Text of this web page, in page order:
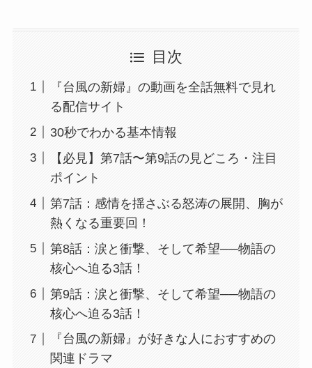
目次
『台風の新婦』の動画を全話無料で見れ
る配信サイト
30秒でわかる基本情報
【必見】第7話〜第9話の見どころ・注目
ポイント
第7話：感情を揺さぶる怒涛の展開、胸が
熱くなる重要回！
第8話：涙と衝撃、そして希望──物語の
核心へ迫る3話！
第9話：涙と衝撃、そして希望──物語の
核心へ迫る3話！
『台風の新婦』が好きな人におすすめの
関連ドラマ